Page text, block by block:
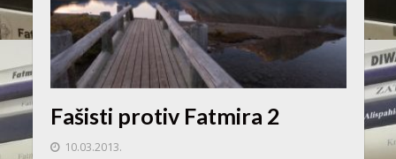
Fašisti protiv Fatmira 2
10.03.2013.